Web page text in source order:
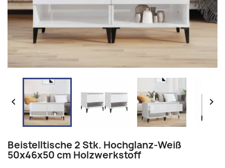
 
Beistelltische 2 Stk. Hochglanz-Weiß
50x46x50 cm Holzwerkstoff